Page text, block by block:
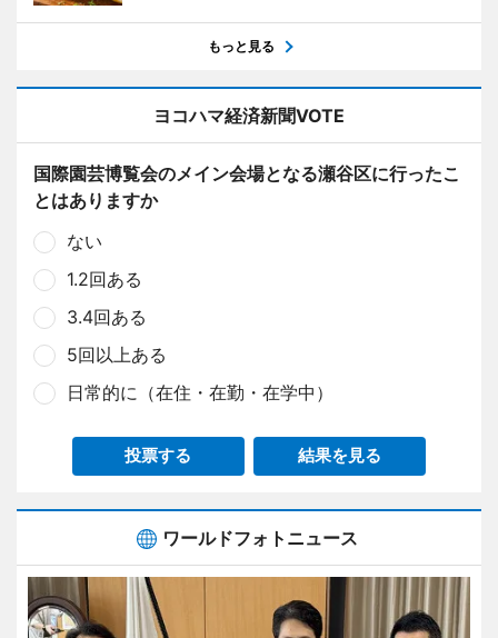
もっと見る
ヨコハマ経済新聞VOTE
国際園芸博覧会のメイン会場となる瀬谷区に行ったこ
とはありますか
ない
1.2回ある
3.4回ある
5回以上ある
日常的に（在住・在勤・在学中）
投票する 結果を見る
ワールドフォトニュース